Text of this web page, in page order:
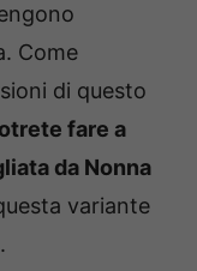
Come
di questo
fare a
da Nonna
variante